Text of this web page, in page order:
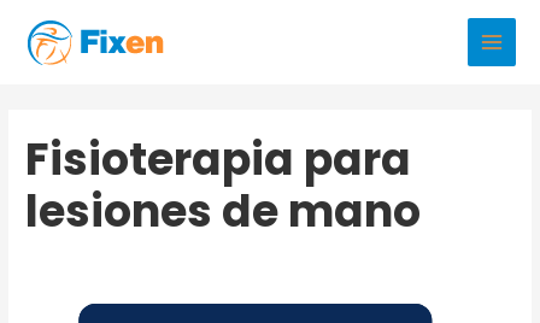
contenido
Main
Fisioterapia para
lesiones de mano